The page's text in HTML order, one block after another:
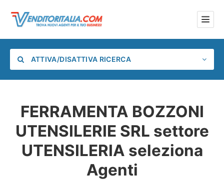
ATTIVA/DISATTIVA RICERCA
Categoria
Posizione
FERRAMENTA BOZZONI
UTENSILERIE SRL settore
UTENSILERIA seleziona
Agenti